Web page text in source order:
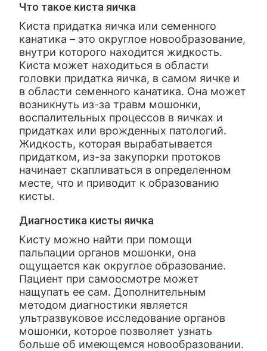
Что такое киста яичка
Киста придатка яичка или семенного
канатика – это округлое новообразование,
внутри которого находится жидкость.
Киста может находиться в области
головки придатка яичка, в самом яичке и
в области семенного канатика. Она может
возникнуть из-за травм мошонки,
воспалительных процессов в яичках и
придатках или врожденных патологий.
Жидкость, которая вырабатывается
придатком, из-за закупорки протоков
начинает скапливаться в определенном
месте, что и приводит к образованию
кисты.
Диагностика кисты яичка
Кисту можно найти при помощи
пальпации органов мошонки, она
ощущается как округлое образование.
Пациент при самоосмотре может
нащупать ее сам. Дополнительным
методом диагностики является
ультразвуковое исследование органов
мошонки, которое позволяет узнать
больше об имеющемся новообразовании.